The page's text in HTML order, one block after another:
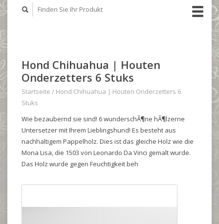
Hond Chihuahua | Houten
Onderzetters 6 Stuks
Startseite / Hond Chihuahua | Houten Onderzetters 6
Stuks
Wie bezaubernd sie sind! 6 wunderschÃ¶ne hÃ¶lzerne
Untersetzer mit Ihrem Lieblingshund! Es besteht aus
nachhaltigem Pappelholz. Dies ist das gleiche Holz wie die
Mona Lisa, die 1503 von Leonardo Da Vinci gemalt wurde.
Das Holz wurde gegen Feuchtigkeit beh